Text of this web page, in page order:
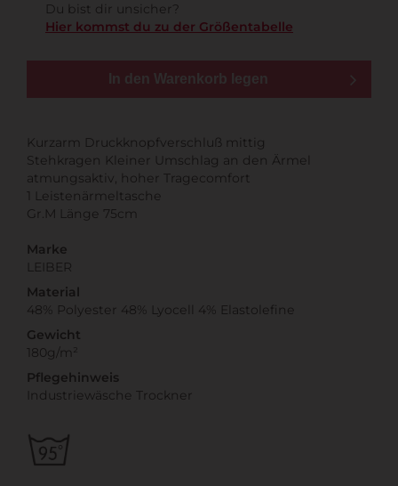
Du bist dir unsicher?
Hier kommst du zu der Größentabelle
In den Warenkorb legen
Kurzarm Druckknopfverschluß mittig
Stehkragen Kleiner Umschlag an den Ärmel
atmungsaktiv, hoher Tragecomfort
1 Leistenärmeltasche
Gr.M Länge 75cm
Marke
LEIBER
Material
48% Polyester 48% Lyocell 4% Elastolefine
Gewicht
180g/m²
Pflegehinweis
Industriewäsche Trockner